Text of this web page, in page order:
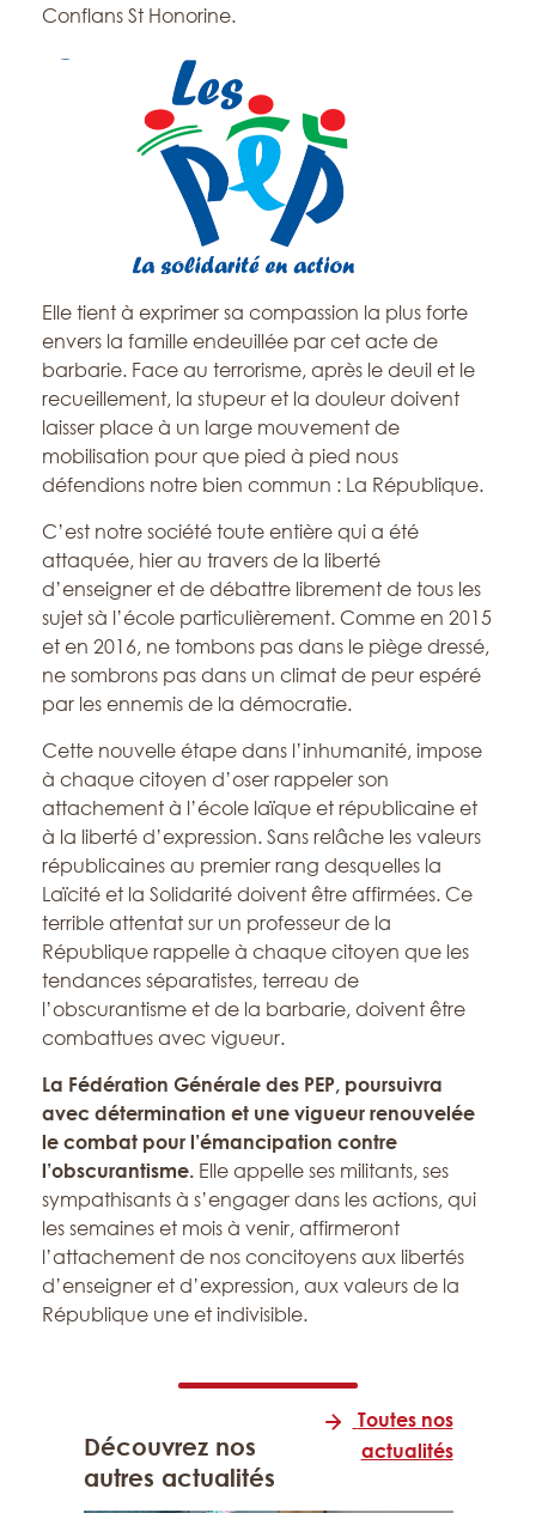
Conflans St Honorine.
Elle tient à exprimer sa compassion la plus forte
envers la famille endeuillée par cet acte de
barbarie. Face au terrorisme, après le deuil et le
recueillement, la stupeur et la douleur doivent
laisser place à un large mouvement de
mobilisation pour que pied à pied nous
défendions notre bien commun : La République.
C’est notre société toute entière qui a été
attaquée, hier au travers de la liberté
d’enseigner et de débattre librement de tous les
sujet sà l’école particulièrement. Comme en 2015
et en 2016, ne tombons pas dans le piège dressé,
ne sombrons pas dans un climat de peur espéré
par les ennemis de la démocratie.
Cette nouvelle étape dans l’inhumanité, impose
à chaque citoyen d’oser rappeler son
attachement à l’école laïque et républicaine et
à la liberté d’expression. Sans relâche les valeurs
républicaines au premier rang desquelles la
Laïcité et la Solidarité doivent être affirmées. Ce
terrible attentat sur un professeur de la
République rappelle à chaque citoyen que les
tendances séparatistes, terreau de
l’obscurantisme et de la barbarie, doivent être
combattues avec vigueur.
La Fédération Générale des PEP, poursuivra
avec détermination et une vigueur renouvelée
le combat pour l’émancipation contre
l’obscurantisme.Elle appelle ses militants, ses
sympathisants à s’engager dans les actions, qui
les semaines et mois à venir, affirmeront
l’attachement de nos concitoyens aux libertés
d’enseigner et d’expression, aux valeurs de la
République une et indivisible.
Découvrez nos
autres actualités
Toutes nos
actualités